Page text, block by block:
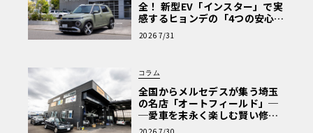
全！ 新型EV「インスター」で実
感するヒョンデの「4つの安心」
【第1回・ヒョンデ6つの疑問：
Why? Hyundai?】〈PR〉
2026 7/31
コラム
全国からメルセデスが集う埼玉
の名店「オートフィールド」─
─愛車を末永く楽しむ賢い修理
術と、プロがフックス製オイル